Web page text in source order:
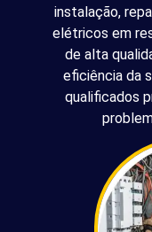
instalação,
elétricos em
de alta
eficiência da
qualificados